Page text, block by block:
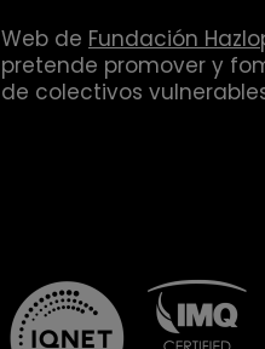
Web de Fundación
pretende promover y
de colectivos